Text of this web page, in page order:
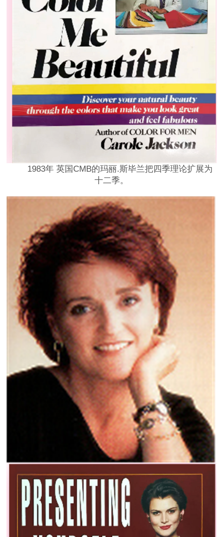
1983年 英国CMB的玛丽.斯毕兰把四季理论扩展为
十二季。